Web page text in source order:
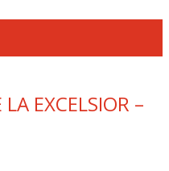
EXCELSIOR –